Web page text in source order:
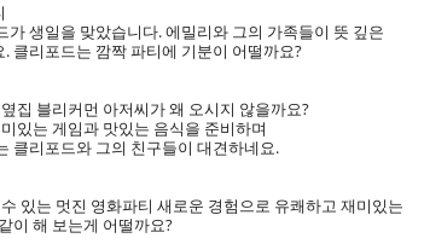
가 생일을 맞았습니다. 에밀리와 그의 가족들이 뜻 깊은
클리포드는 깜짝 파티에 기분이 어떨까요?
집 블리커먼 아저씨가 왜 오시지 않을까요?
있는 게임과 맛있는 음식을 준비하며
클리포드와 그의 친구들이 대견하네요.
있는 멋진 영화파티 새로운 경험으로 유쾌하고 재미있는
이 해 보는게 어떨까요?